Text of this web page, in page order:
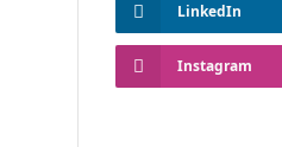
LinkedIn
Instagram